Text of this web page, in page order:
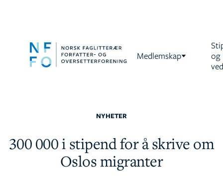
Medlemskap
og
NYHETER
300 000 i stipend for å skrive om
Oslos migranter